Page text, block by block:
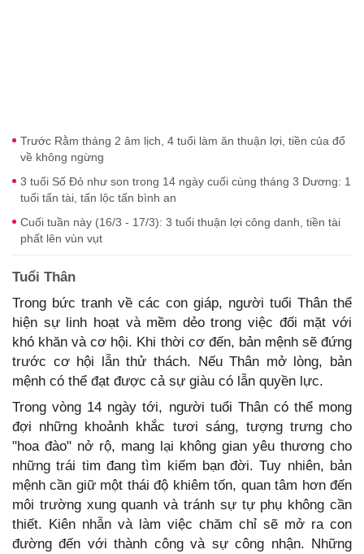
Trước Rằm tháng 2 âm lịch, 4 tuổi làm ăn thuận lợi, tiền của đổ
về không ngừng
3 tuổi Số Đỏ như son trong 14 ngày cuối cùng tháng 3 Dương: 1
tuổi tấn tài, tấn lộc tấn bình an
Cuối tuần này (16/3 - 17/3): 3 tuổi thuận lợi công danh, tiền tài
phất lên vùn vụt
Tuổi Thân
Trong bức tranh về các con giáp, người tuổi Thân thể
hiện sự linh hoạt và mềm dẻo trong việc đối mặt với
khó khăn và cơ hội. Khi thời cơ đến, bản mệnh sẽ đứng
trước cơ hội lẫn thử thách. Nếu Thân mở lòng, bản
mệnh có thể đạt được cả sự giàu có lẫn quyền lực.
Trong vòng 14 ngày tới, người tuổi Thân có thể mong
đợi những khoảnh khắc tươi sáng, tượng trưng cho
"hoa đào" nở rộ, mang lại không gian yêu thương cho
những trái tim đang tìm kiếm bạn đời. Tuy nhiên, bản
mệnh cần giữ một thái độ khiêm tốn, quan tâm hơn đến
môi trường xung quanh và tránh sự tự phụ không cần
thiết. Kiên nhẫn và làm việc chăm chỉ sẽ mở ra con
đường đến với thành công và sự công nhận. Những